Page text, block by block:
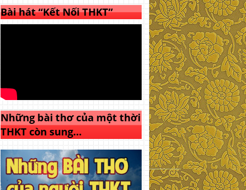
Bài hát “Kết Nối THKT”
Những bài thơ của một thời
THKT còn sung…